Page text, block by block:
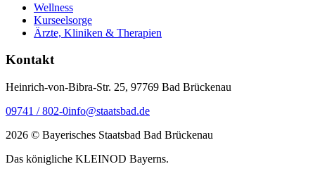
Wellness
Kurseelsorge
Ärzte, Kliniken & Therapien
Kontakt
Heinrich-von-Bibra-Str. 25, 97769 Bad Brückenau
09741 / 802-0info@staatsbad.de
2026 © Bayerisches Staatsbad Bad Brückenau
Das königliche KLEINOD Bayerns.